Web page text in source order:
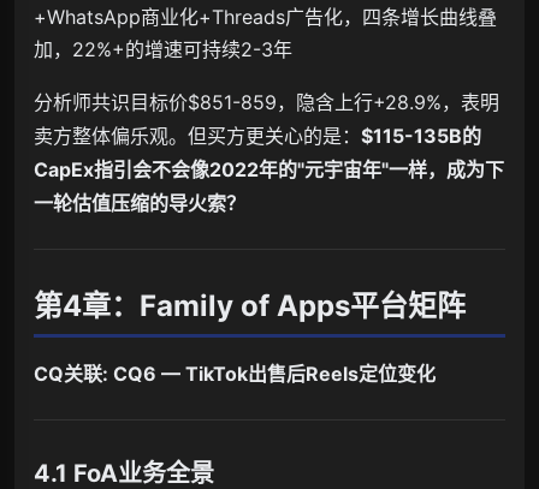
+WhatsApp商业化+Threads广告化，四条增长曲线叠
加，22%+的增速可持续2-3年
分析师共识目标价$851-859，隐含上行+28.9%，表明
卖方整体偏乐观。但买方更关心的是： $115-135B的
CapEx指引会不会像2022年的"元宇宙年"一样，成为下
一轮估值压缩的导火索？
第4章：Family of Apps平台矩阵
CQ关联: CQ6 — TikTok出售后Reels定位变化
4.1 FoA业务全景